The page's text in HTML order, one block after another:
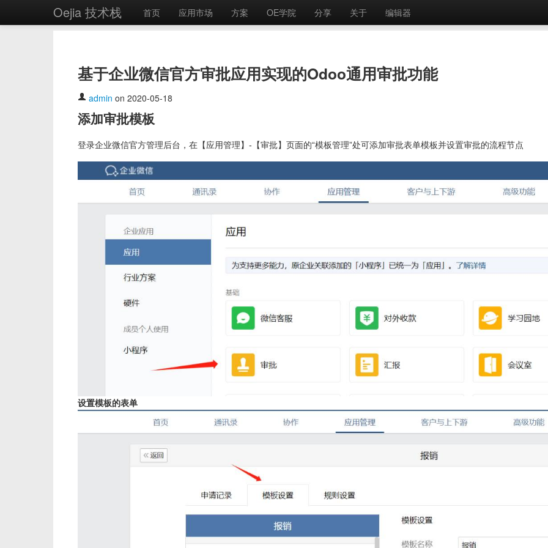
Oejia 技术栈 首页 应用市场 方案 OE学院 分享 关于 编辑器
基于企业微信官方审批应用实现的Odoo通用审批功能
admin on 2020-05-18
添加审批模板
登录企业微信官方管理后台，在【应用管理】-【审批】页面的“模板管理”处可添加审批表单模板并设置审批的流程节点
设置模板的表单